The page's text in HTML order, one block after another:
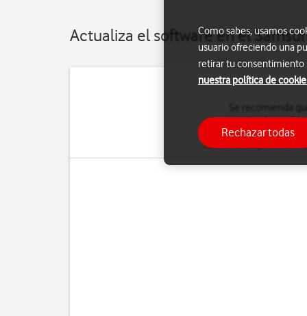
Actualiza el software en el
corrigiendo
memoria, o al menos,
necesitas disponer de
Como sabes, usamos
usuario ofreciendo una
retirar tu consentimiento
nuestra política de
Rechazar todas